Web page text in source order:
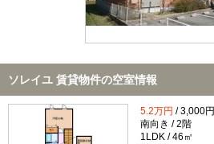
ソレイユ 賃貸物件の空室情報
5.2万円 / 3,000円
南向き / 2階
1LDK / 46㎡